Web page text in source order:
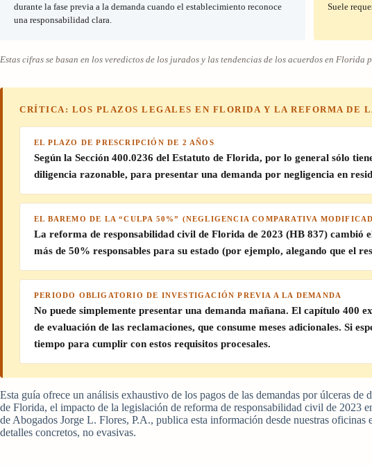
durante la fase previa a la demanda cuando el establecimiento reconoce
una responsabilidad clara.
Suele
Estas cifras se basan en los veredictos de los jurados y las tendencias de los acuerdos en
CRÍTICA: LOS PLAZOS LEGALES EN FLORIDA Y LA REFORMA DE
EL PLAZO DE PRESCRIPCIÓN DE 2 AÑOS
Según la Sección 400.0236 del Estatuto de Florida, por lo general sólo
diligencia razonable, para presentar una demanda por negligencia en
EL BAREMO DE LA “CULPA 50%” (NEGLIGENCIA COMPARATIVA
La reforma de responsabilidad civil de Florida de 2023 (HB 837) cambió
más de 50% responsables para su estado (por ejemplo, alegando que el
PERIODO OBLIGATORIO DE INVESTIGACIÓN PREVIA A LA DEMANDA
No puede simplemente presentar una demanda mañana. El capítulo
de evaluación de las reclamaciones, que consume meses adicionales. Si
tiempo para cumplir con estos requisitos procesales.
Esta guía ofrece un análisis exhaustivo de los pagos de las demandas por úlceras
de Florida, el impacto de la legislación de reforma de responsabilidad civil de 2023
de Abogados Jorge L. Flores, P.A., publica esta información desde nuestras
detalles concretos, no evasivas.